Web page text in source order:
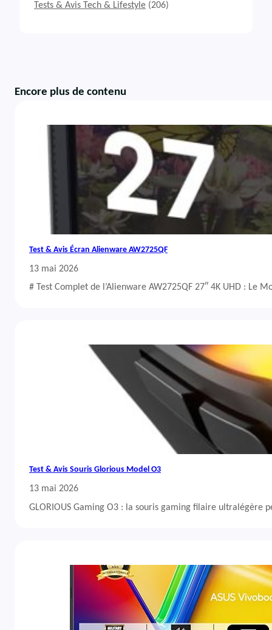
Tests & Avis Tech & Lifestyle (206)
Encore plus de contenu
Test & Avis Écran Alienware AW2725QF
13 mai 2026
# Test Complet de l’Alienware AW2725QF 27″ 4K UHD : Le
Test & Avis Souris Glorious Model O3
13 mai 2026
GLORIOUS Gaming O3 : la souris gaming filaire ultralégère